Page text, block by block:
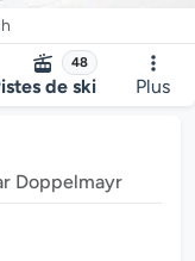
48
de ski Plus
Doppelmayr